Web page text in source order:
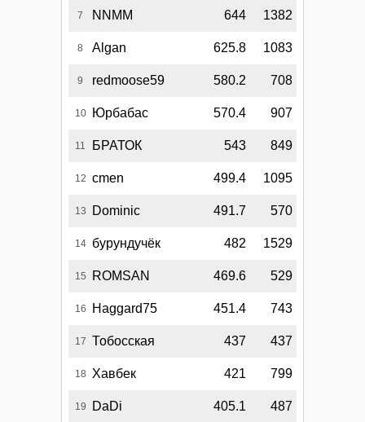
7 NNMM 644 1382
8 Algan 625.8 1083
9 redmoose59 580.2 708
10 Юрбабас 570.4 907
11 БРАТОК 543 849
12 cmen 499.4 1095
13 Dominic 491.7 570
14 бурундучёк 482 1529
15 ROMSAN 469.6 529
16 Haggard75 451.4 743
17 Тобосская 437 437
18 Хавбек 421 799
19 DaDi 405.1 487